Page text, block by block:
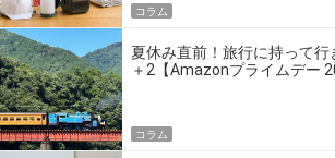
コラム
夏休み直前！旅行に持って
＋2【Amazonプライムデー
コラム